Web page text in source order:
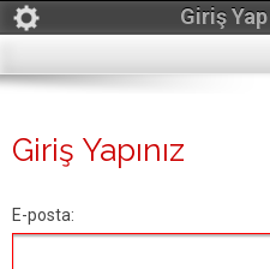
Giriş Yap
Giriş Yapınız
E-posta: